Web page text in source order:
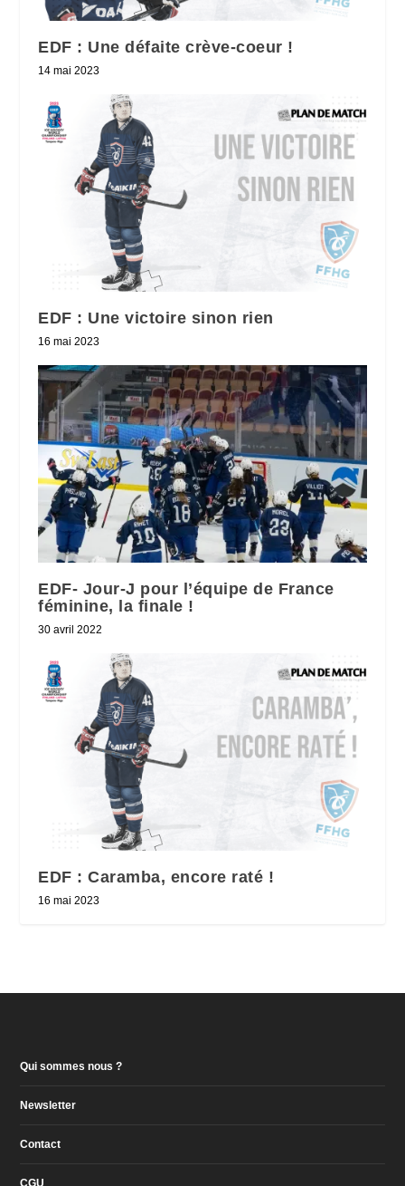
EDF : Une défaite crève-coeur !
14 mai 2023
EDF : Une victoire sinon rien
16 mai 2023
EDF- Jour-J pour l’équipe de France
féminine, la finale !
30 avril 2022
EDF : Caramba, encore raté !
16 mai 2023
Qui sommes nous ?
Newsletter
Contact
CGU